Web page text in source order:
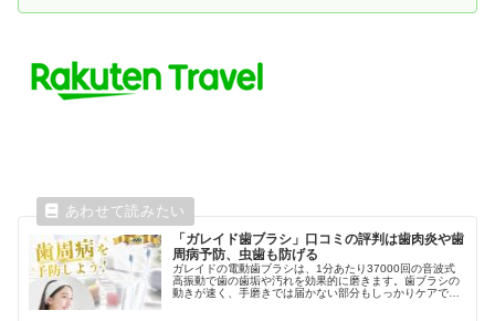
「ガレイド歯ブラシ」口コミの評判は歯肉炎や歯
周病予防、虫歯も防げる
ガレイドの電動歯ブラシは、1分あたり37000回の音波式
高振動で歯の歯垢や汚れを効果的に磨きます。歯ブラシの
動きが速く、手磨きでは届かない部分もしっかりケアでき